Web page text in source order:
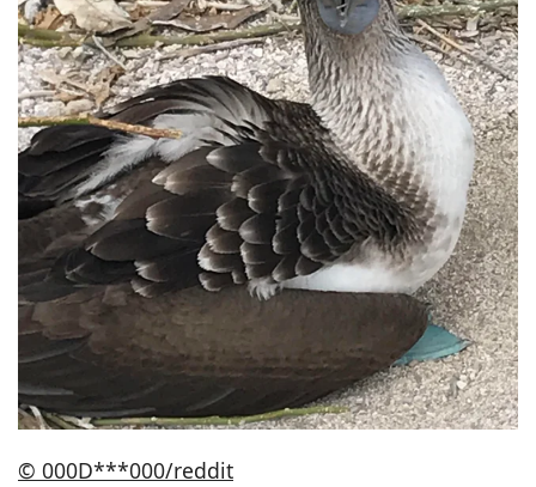
© 000D***000/reddit